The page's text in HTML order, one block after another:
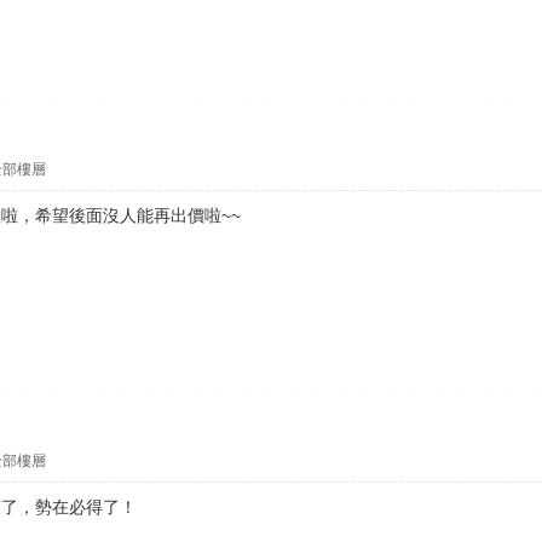
樓層
，希望後面沒人能再出價啦~~
樓層
，勢在必得了！